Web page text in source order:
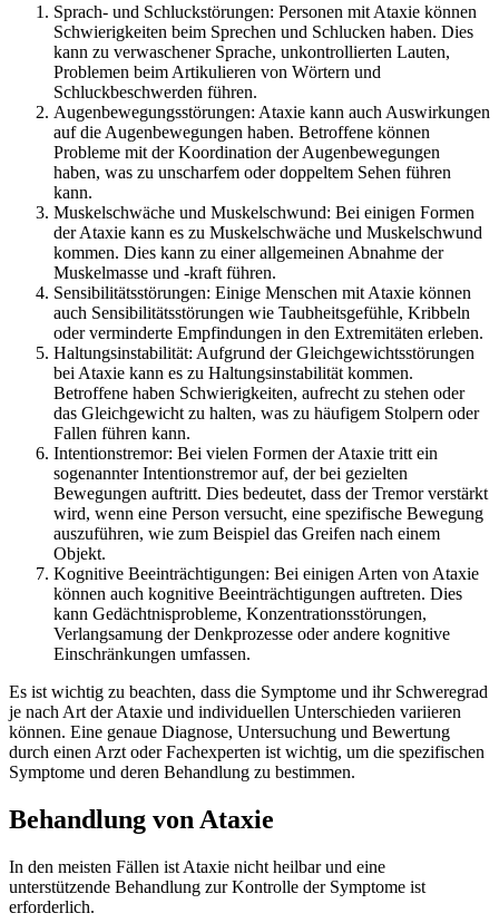
Sprach- und Schluckstörungen: Personen mit Ataxie können
Schwierigkeiten beim Sprechen und Schlucken haben. Dies
kann zu verwaschener Sprache, unkontrollierten Lauten,
Problemen beim Artikulieren von Wörtern und
Schluckbeschwerden führen.
Augenbewegungsstörungen: Ataxie kann auch Auswirkungen
auf die Augenbewegungen haben. Betroffene können
Probleme mit der Koordination der Augenbewegungen
haben, was zu unscharfem oder doppeltem Sehen führen
kann.
Muskelschwäche und Muskelschwund: Bei einigen Formen
der Ataxie kann es zu Muskelschwäche und Muskelschwund
kommen. Dies kann zu einer allgemeinen Abnahme der
Muskelmasse und -kraft führen.
Sensibilitätsstörungen: Einige Menschen mit Ataxie können
auch Sensibilitätsstörungen wie Taubheitsgefühle, Kribbeln
oder verminderte Empfindungen in den Extremitäten erleben.
Haltungsinstabilität: Aufgrund der Gleichgewichtsstörungen
bei Ataxie kann es zu Haltungsinstabilität kommen.
Betroffene haben Schwierigkeiten, aufrecht zu stehen oder
das Gleichgewicht zu halten, was zu häufigem Stolpern oder
Fallen führen kann.
Intentionstremor: Bei vielen Formen der Ataxie tritt ein
sogenannter Intentionstremor auf, der bei gezielten
Bewegungen auftritt. Dies bedeutet, dass der Tremor verstärkt
wird, wenn eine Person versucht, eine spezifische Bewegung
auszuführen, wie zum Beispiel das Greifen nach einem
Objekt.
Kognitive Beeinträchtigungen: Bei einigen Arten von Ataxie
können auch kognitive Beeinträchtigungen auftreten. Dies
kann Gedächtnisprobleme, Konzentrationsstörungen,
Verlangsamung der Denkprozesse oder andere kognitive
Einschränkungen umfassen.
Es ist wichtig zu beachten, dass die Symptome und ihr Schweregrad
je nach Art der Ataxie und individuellen Unterschieden variieren
können. Eine genaue Diagnose, Untersuchung und Bewertung
durch einen Arzt oder Fachexperten ist wichtig, um die spezifischen
Symptome und deren Behandlung zu bestimmen.
Behandlung von Ataxie
In den meisten Fällen ist Ataxie nicht heilbar und eine
unterstützende Behandlung zur Kontrolle der Symptome ist
erforderlich.